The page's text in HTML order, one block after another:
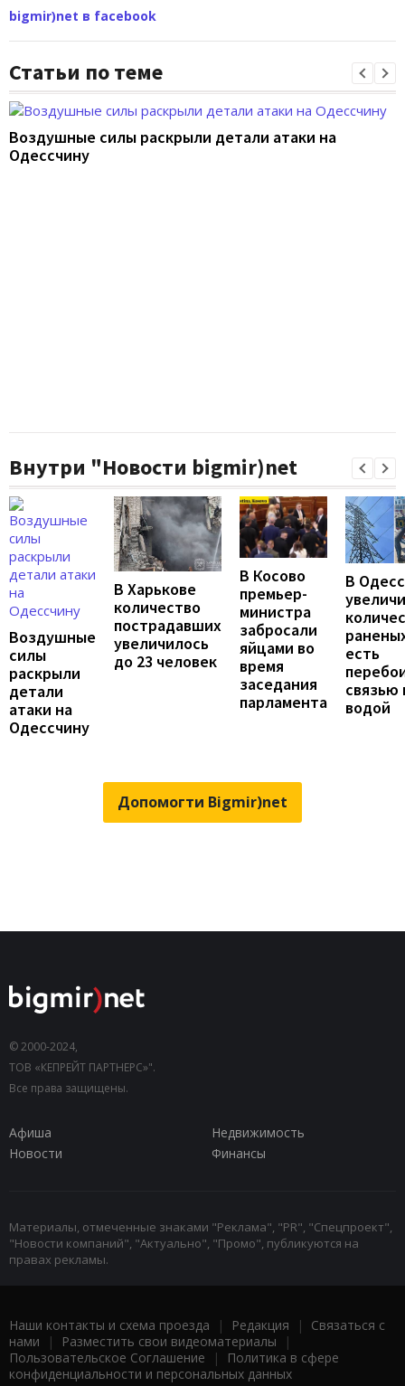
bigmir)net в facebook
Статьи по теме
Воздушные силы раскрыли детали атаки на
Одессчину
Внутри "Новости bigmir)net
Воздушные
силы
раскрыли
детали
атаки на
Одессчину
В Харькове
количество
пострадавших
увеличилось
до 23 человек
В Косово
премьер-
министра
забросали
яйцами во
время
заседания
парламента
В
есть
связью
водой
Допомогти Bigmir)net
© 2000-2024,
ТОВ «КЕПРЕЙТ ПАРТНЕРС»".
Все права защищены.
Афиша
Недвижимость
Новости
Финансы
Материалы, отмеченные знаками "Реклама", "PR", "Спецпроект",
"Новости компаний", "Актуально", "Промо", публикуются на
правах рекламы.
Наши контакты и схема проезда | Редакция | Связаться с
нами | Разместить свои видеоматериалы |
Пользовательское Соглашение |
Политика в сфере
конфиденциальности и персональных данных